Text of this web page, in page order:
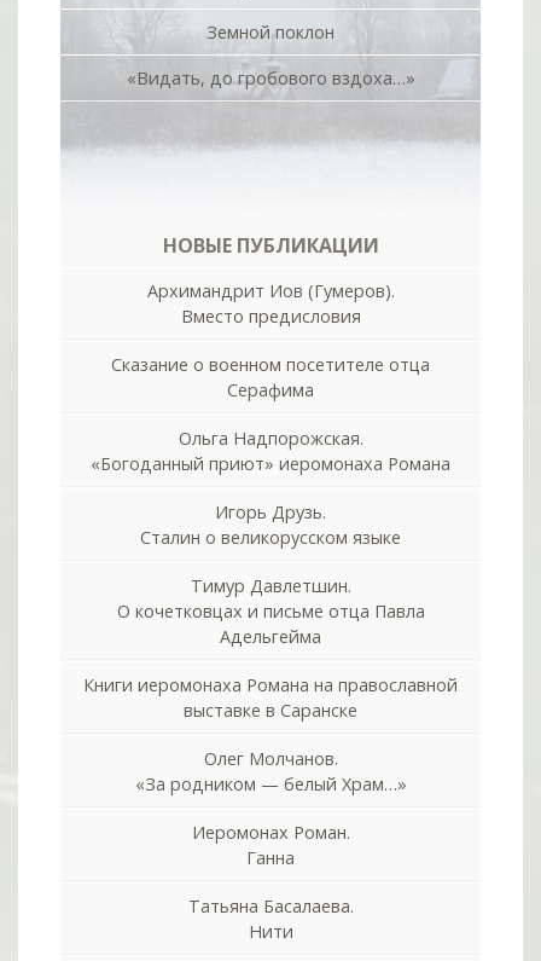
Земной поклон
«Видать, до гробового вздоха…»
НОВЫЕ ПУБЛИКАЦИИ
Архимандрит Иов (Гумеров).
Вместо предисловия
Сказание о военном посетителе отца
Серафима
Ольга Надпорожская.
«Богоданный приют» иеромонаха Романа
Игорь Друзь.
Сталин о великорусском языке
Тимур Давлетшин.
О кочетковцах и письме отца Павла
Адельгейма
Книги иеромонаха Романа на православной
выставке в Саранске
Олег Молчанов.
«За родником — белый Храм…»
Иеромонах Роман.
Ганна
Татьяна Басалаева.
Нити